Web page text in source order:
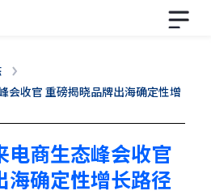
会收官 重磅揭晓品牌出海确定性增
电商生态峰会收官
海确定性增长路径